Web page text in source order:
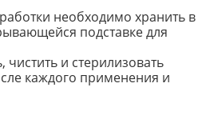
необходимо хранить в
подставке для
и стерилизовать
каждого применения и